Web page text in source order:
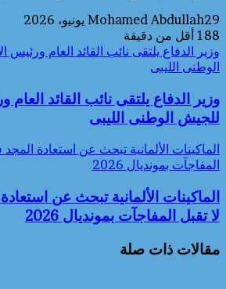
Mohamed Abdullah29 يونيو، 2026
188 أقل من دقيقة
وزير الدفاع يلتقى نائب القائد العام ورئيس
الوطنى الليبى
وزير الدفاع يلتقى نائب القائد العام
للجيش الوطنى الليبى
الماكينات الألمانية تبحث عن استعادة
المفاجآت بمونديال 2026
الماكينات الألمانية تبحث عن
لا تقبل المفاجآت بمونديال 2026
مقالات ذات صلة